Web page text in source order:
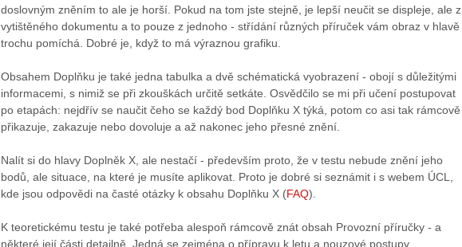
doslovným zněním to ale je horší. Pokud na tom jste stejně, je lepší neučit se displeje, ale z
vytištěného dokumentu a to pouze z jednoho - střídání různých příruček vám obraz v hlavě
trochu pomíchá. Dobré je, když to má výraznou grafiku.
Obsahem Doplňku je také jedna tabulka a dvě schématická vyobrazení - obojí s důležitými
informacemi, s nimiž se při zkouškách určitě setkáte. Osvědčilo se mi při učení postupovat
po etapách: nejdřív se naučit čeho se každý bod Doplňku X týká, potom co asi tak rámcově
přikazuje, zakazuje nebo dovoluje a až nakonec jeho přesné znění.
Nalít si do hlavy Doplněk X, ale nestačí - především proto, že v testu nebude znění jeho
bodů, ale situace, na které je musíte aplikovat. Proto je dobré si seznámit i s webem ÚCL,
kde jsou odpovědi na časté otázky k obsahu Doplňku X (FAQ).
K teoretickému testu je také potřeba alespoň rámcově znát obsah Provozní příručky - a
některé její části detailně. Jedná se zejména o přípravu k letu a nouzové postupy